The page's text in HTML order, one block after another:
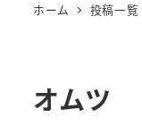
ホーム 投稿一覧
オムツ